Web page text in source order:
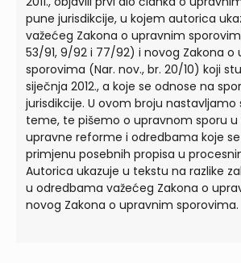
pune jurisdikcije, u kojem autorica
važećeg Zakona o upravnim
53/91, 9/92 i 77/92) i novog Zakona o
sporovima (Nar. nov., br. 20/10) koji
siječnja 2012., a koje se odnose na
jurisdikcije. U ovom broju
teme, te pišemo o upravnom sporu u
upravne reforme i odredbama koje
primjenu posebnih propisa u
Autorica ukazuje u tekstu na razlike
u odredbama važećeg Zakona o
novog Zakona o upravnim sporovima.